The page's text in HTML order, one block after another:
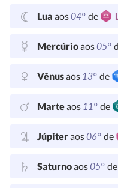
Lua aos04° de
Mercúrioaos05°
Vênusaos 13° de
Marteaos 11° de
Júpiteraos06° de
Saturnoaos05° de